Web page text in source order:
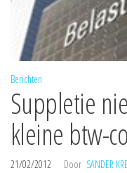
Berichten
Suppletie
kleine btw-
21/02/2012 Door SANDER